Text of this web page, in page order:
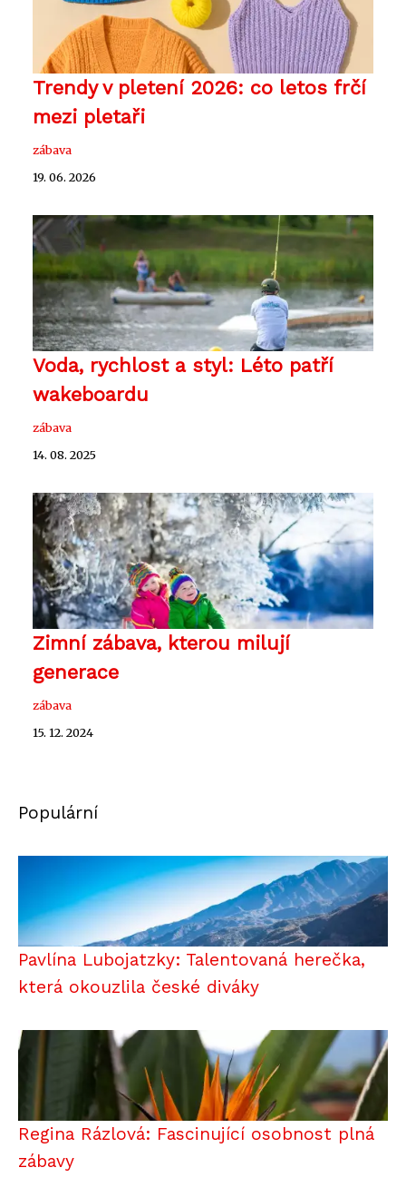
Trendy v pletení 2026: co letos frčí
mezi pletaři
zábava
19. 06. 2026
Voda, rychlost a styl: Léto patří
wakeboardu
zábava
14. 08. 2025
Zimní zábava, kterou milují
generace
zábava
15. 12. 2024
Populární
Pavlína Lubojatzky: Talentovaná herečka,
která okouzlila české diváky
Regina Rázlová: Fascinující osobnost plná
zábavy